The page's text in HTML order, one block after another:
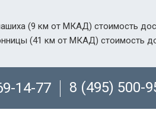
(9 км от МКАД) стоимость
(41 км от МКАД) стоимость
14-77 8 (495) 500-